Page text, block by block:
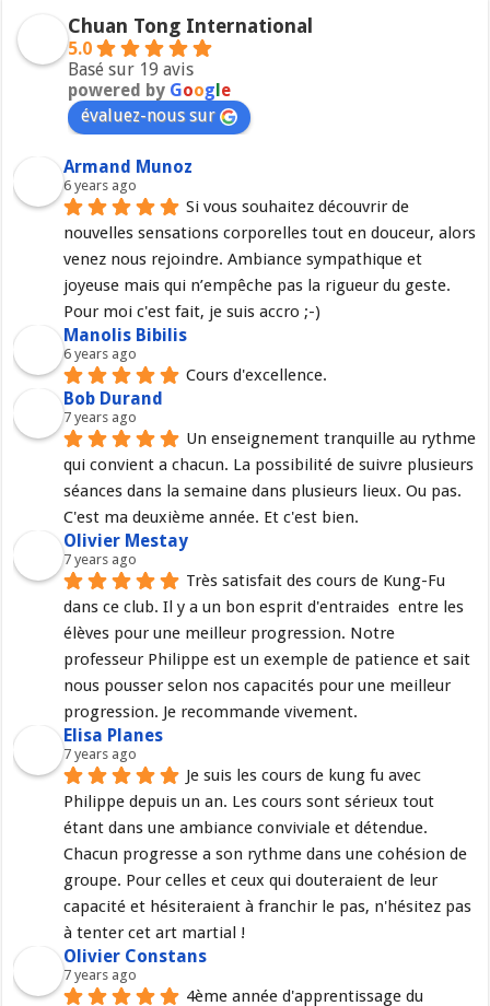
Chuan Tong International
5.0
Basé sur 19 avis
powered by Goog e
évaluez-nous sur
Armand Munoz
6 years ago
Si vous souhaitez découvrir de
nouvelles sensations corporelles tout en douceur, alors
venez nous rejoindre. Ambiance sympathique et
joyeuse mais qui n’empêche pas la rigueur du geste.
Pour moi c'est fait, je suis accro ;-)
Manolis Bibilis
6 years ago
Cours d'excellence.
Bob Durand
7 years ago
Un enseignement tranquille au rythme
qui convient a chacun. La possibilité de suivre plusieurs
séances dans la semaine dans plusieurs lieux. Ou pas.
C'est ma deuxième année. Et c'est bien.
Olivier Mestay
7 years ago
Très satisfait des cours de Kung-Fu
dans ce club. Il y a un bon esprit d'entraides  entre les
élèves pour une meilleur progression. Notre
professeur Philippe est un exemple de patience et sait
nous pousser selon nos capacités pour une meilleur
progression. Je recommande vivement.
Elisa Planes
7 years ago
Je suis les cours de kung fu avec
Philippe depuis un an. Les cours sont sérieux tout
étant dans une ambiance conviviale et détendue.
Chacun progresse a son rythme dans une cohésion de
groupe. Pour celles et ceux qui douteraient de leur
capacité et hésiteraient à franchir le pas, n'hésitez pas
à tenter cet art martial !
Olivier Constans
7 years ago
4ème année d'apprentissage du